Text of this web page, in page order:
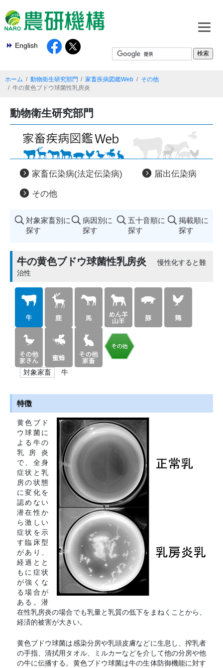
English
ホーム 動物衛生研究部門 家畜疾病図鑑Web
その他
牛の黄色ブドウ球菌性乳房炎
動物衛生研究部門
家畜伝染病(法定伝染病) 届出伝染病
その他
対象家畜別に
探す
病因別に
探す
五十音順に
探す
掲載順に
探す
牛の黄色ブドウ球菌性乳房炎
慢性化すると難
治性
対象家畜 牛
特徴
黄色ブド
ウ球菌に
よる牛の
乳房炎
で、全身
症状と乳
房の状態
に変化を
認めない
潜在性か
ら激しい
症状を示
す臨床型
があり、
経過とと
もに症状
が強くな
る場合が
ある。潜
在性乳房炎の場合でも乳量と乳質の低下をまねくことから、
経済的被害が大きい。
黄色ブドウ球菌は感染分房や乳頭皮膚などに生息し、搾乳者
の手指、清拭用タオル、ミルカーなどを介して他の分房や他
の牛に伝播する。黄色ブドウ球菌は牛の生体防御機能に対す